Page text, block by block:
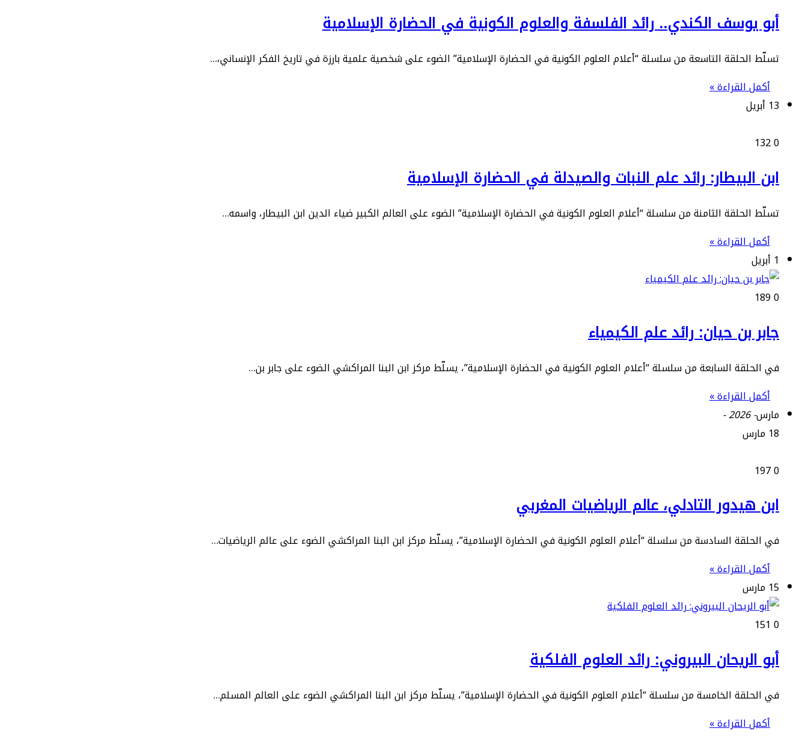
أبو يوسف الكندي.. رائد الفلسفة والعلوم الكونية في الحضارة الإسلامية
تسلّط الحلقة التاسعة من سلسلة “أعلام العلوم الكونية في الحضارة الإسلامية” الضوء على شخصية علمية بارزة في تاريخ الفكر الإنساني،…
أكمل القراءة »
13 أبريل
0
ابن البيطار: رائد علم النبات والصيدلة في الحضارة الإسلامية
تسلّط الحلقة الثامنة من سلسلة “أعلام العلوم الكونية في الحضارة الإسلامية” الضوء على العالم الكبير ضياء الدين ابن البيطار، واسمه…
أكمل القراءة »
1 أبريل
0
جابر بن حيان: رائد علم الكيمياء
في الحلقة السابعة من سلسلة “أعلام العلوم الكونية في الحضارة الإسلامية”، يسلّط مركز ابن البنا المراكشي الضوء على جابر بن…
أكمل القراءة »
مارس- 2026 -
18 مارس
0
ابن هيدور التادلي، عالم الرياضيات المغربي
في الحلقة السادسة من سلسلة “أعلام العلوم الكونية في الحضارة الإسلامية”، يسلّط مركز ابن البنا المراكشي الضوء على عالم الرياضيات…
أكمل القراءة »
15 مارس
0
أبو الريحان البيروني: رائد العلوم الفلكية
في الحلقة الخامسة من سلسلة “أعلام العلوم الكونية في الحضارة الإسلامية”، يسلّط مركز ابن البنا المراكشي الضوء على العالم المسلم…
أكمل القراءة »